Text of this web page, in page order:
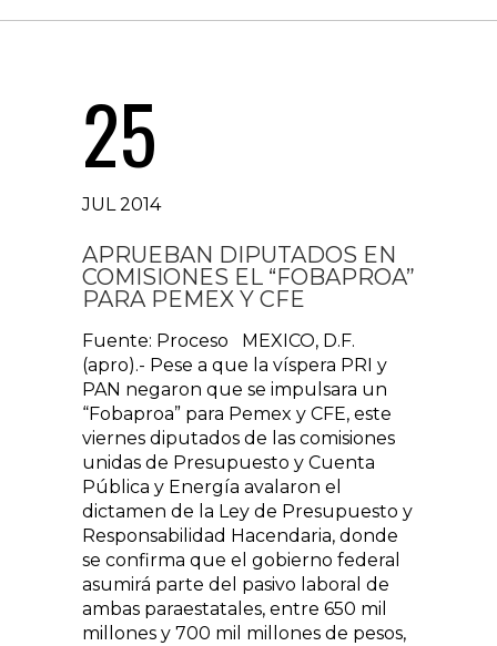
25
JUL 2014
APRUEBAN DIPUTADOS EN
COMISIONES EL “FOBAPROA”
PARA PEMEX Y CFE
Fuente: Proceso MEXICO, D.F.
(apro).- Pese a que la víspera PRI y
PAN negaron que se impulsara un
“Fobaproa” para Pemex y CFE, este
viernes diputados de las comisiones
unidas de Presupuesto y Cuenta
Pública y Energía avalaron el
dictamen de la Ley de Presupuesto y
Responsabilidad Hacendaria, donde
se confirma que el gobierno federal
asumirá parte del pasivo laboral de
ambas paraestatales, entre 650 mil
millones y 700 mil millones de pesos,